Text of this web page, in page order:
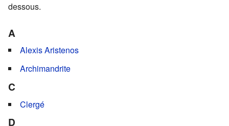
dessous.
A
Alexis Aristenos
Archimandrite
C
Clergé
D